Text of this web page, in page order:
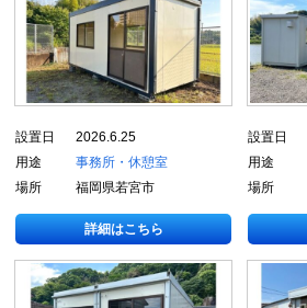
設置日
2026.6.25
用途
事務所・休憩室
場所
福岡県若宮市
詳細はこちら
設置日
用途
場所